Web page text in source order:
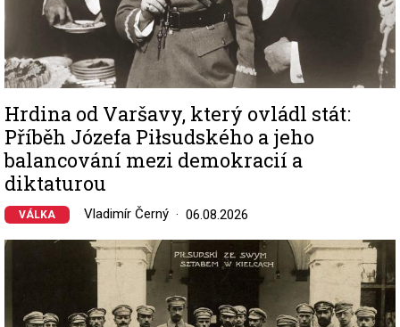
Hrdina od Varšavy, který ovládl stát:
Příběh Józefa Piłsudského a jeho
balancování mezi demokracií a
diktaturou
VÁLKA Vladimír Černý 06.08.2026
Image